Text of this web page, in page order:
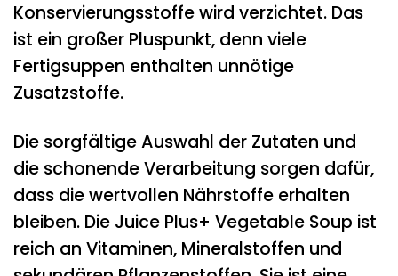
Konservierungsstoffe wird verzichtet. Das
ist ein großer Pluspunkt, denn viele
Fertigsuppen enthalten unnötige
Zusatzstoffe.
Die sorgfältige Auswahl der Zutaten und
die schonende Verarbeitung sorgen dafür,
dass die wertvollen Nährstoffe erhalten
bleiben. Die Juice Plus+ Vegetable Soup ist
reich an Vitaminen, Mineralstoffen und